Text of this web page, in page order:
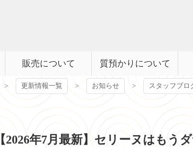
販売について 質預かりについて
更新情報一覧 お知らせ
スタッフブロ
【2026年7月最新】セリーヌはもう